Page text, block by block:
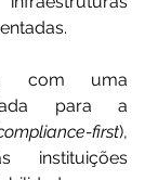
com uma
para a
first),
instituições